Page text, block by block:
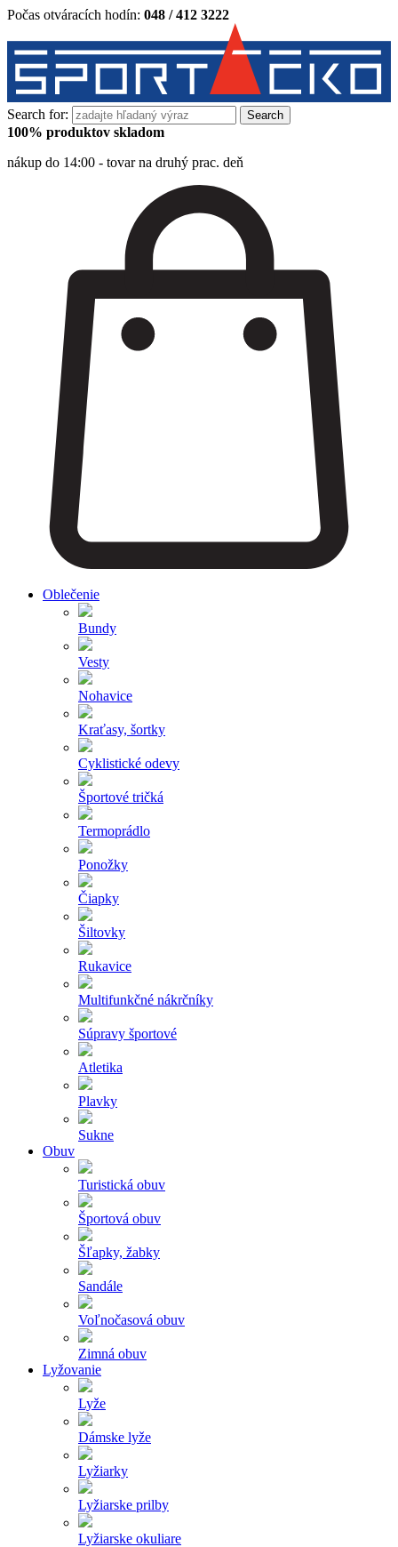
Počas otváracích hodín: 048 / 412 3222
Search for:
100% produktov skladom
nákup do 14:00 - tovar na druhý prac. deň
Oblečenie
Bundy
Vesty
Nohavice
Kraťasy, šortky
Cyklistické odevy
Športové tričká
Termoprádlo
Ponožky
Čiapky
Šiltovky
Rukavice
Multifunkčné nákrčníky
Súpravy športové
Atletika
Plavky
Sukne
Obuv
Turistická obuv
Športová obuv
Šľapky, žabky
Sandále
Voľnočasová obuv
Zimná obuv
Lyžovanie
Lyže
Dámske lyže
Lyžiarky
Lyžiarske prilby
Lyžiarske okuliare